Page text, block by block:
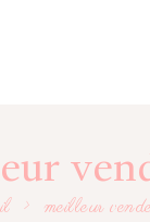
meilleur
MARIAGE